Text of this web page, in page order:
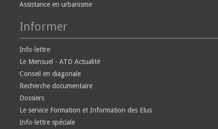
Assistance en urbanisme
Informer
Info-lettre
Le Mensuel - ATD Actualité
Conseil en diagonale
Recherche documentaire
Dossiers
Le service Formation et Information des Elus
Info-lettre spéciale